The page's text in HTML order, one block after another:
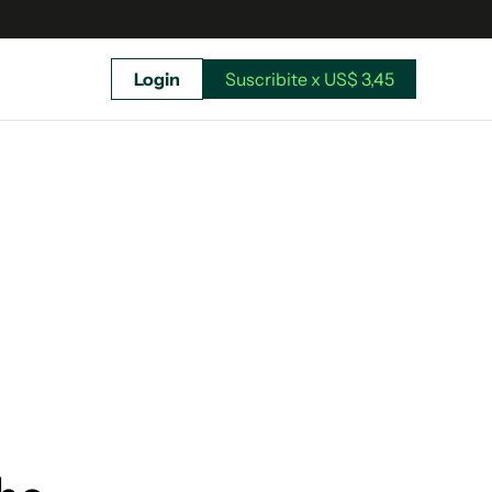
Login Suscribite x US$ 3,45